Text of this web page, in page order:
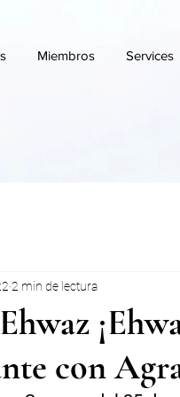
Miembros Services
con
2 min de lectura